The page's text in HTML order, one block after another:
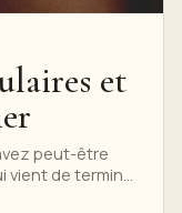
et
peut-être
de terminer